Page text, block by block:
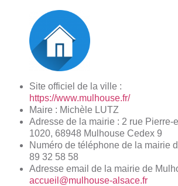
Site officiel de la ville :
https://www.mulhouse.fr/
Maire : Michèle LUTZ
Adresse de la mairie : 2 rue Pierre-
1020, 68948 Mulhouse Cedex 9
Numéro de téléphone de la mairie
89 32 58 58
Adresse email de la mairie de
accueil@mulhouse-alsace.fr